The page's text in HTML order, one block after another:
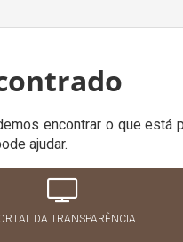
encontrar o que está
ajudar.
DA TRANSPARÊNCIA